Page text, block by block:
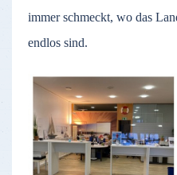
immer schmeckt, wo das
endlos sind.